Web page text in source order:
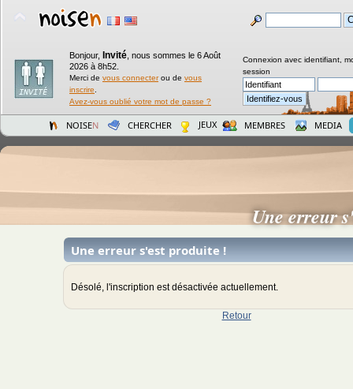
Bonjour, Invité nous sommes le 6 Août
2026 à 8h52.
Merci de vous connecterou de vous
inscrire
Avez-vous oublié votre mot de passe ?
Connexion avec identifiant,
session
NOISEN CHERCHER JEUX MEMBRES MEDIA
Une erreur
Une erreur s'est produite !
Désolé, l'inscription est désactivée actuellement.
Retour